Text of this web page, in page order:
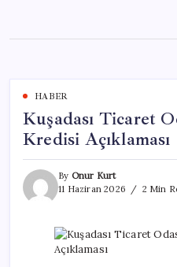
content
HABER
Kuşadası Ticaret
Kredisi Açıklaması
By Onur Kurt
11 Haziran 2026
2 Min